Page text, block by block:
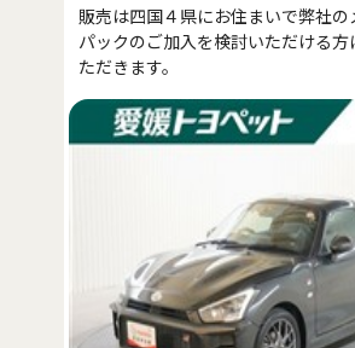
販売は四国４県にお住まいで弊社の
パックのご加入を検討いただける方
ただきます。